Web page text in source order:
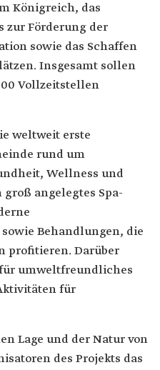
Königreich, das
zur Förderung der
sowie das Schaffen
Insgesamt sollen
Vollzeitstellen
weltweit erste
rund um
Wellness und
groß angelegtes Spa-
Behandlungen, die
profitieren. Darüber
umweltfreundliches
für
Lage und der Natur von
des Projekts das